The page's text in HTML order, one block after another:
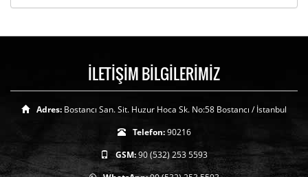
İLETİŞİM BİLGİLERİMİZ
Adres: Bostancı San. Sit. Huzur Hoca Sk. No:58 Bostancı / İstanbul
Telefon:90216
GSM:90 (532) 253 5593